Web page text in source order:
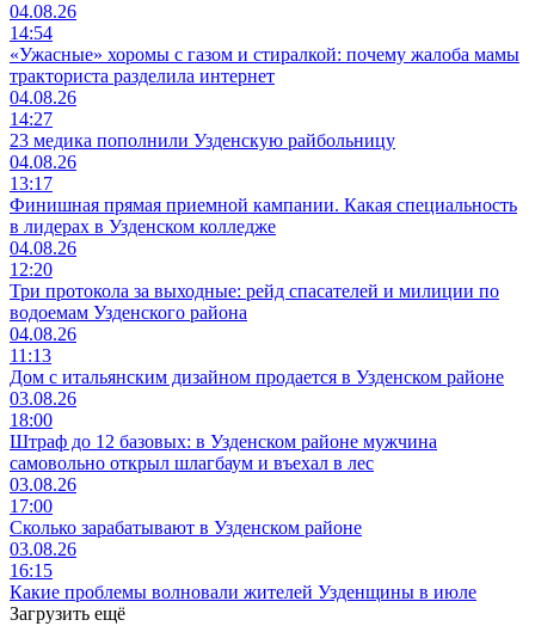
04.08.26
14:54
«Ужасные» хоромы с газом и стиралкой: почему жалоба мамы
тракториста разделила интернет
04.08.26
14:27
23 медика пополнили Узденскую райбольницу
04.08.26
13:17
Финишная прямая приемной кампании. Какая специальность
в лидерах в Узденском колледже
04.08.26
12:20
Три протокола за выходные: рейд спасателей и милиции по
водоемам Узденского района
04.08.26
11:13
Дом с итальянским дизайном продается в Узденском районе
03.08.26
18:00
Штраф до 12 базовых: в Узденском районе мужчина
самовольно открыл шлагбаум и въехал в лес
03.08.26
17:00
Сколько зарабатывают в Узденском районе
03.08.26
16:15
Какие проблемы волновали жителей Узденщины в июле
Загрузить ещё